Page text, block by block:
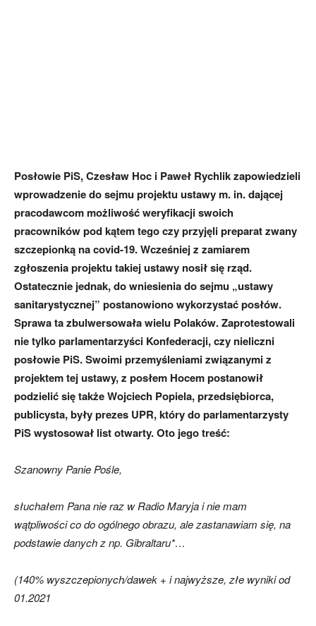
Posłowie PiS, Czesław Hoc i Paweł Rychlik zapowiedzieli
wprowadzenie do sejmu projektu ustawy m. in. dającej
pracodawcom możliwość weryfikacji swoich
pracowników pod kątem tego czy przyjęli preparat zwany
szczepionką na covid-19. Wcześniej z zamiarem
zgłoszenia projektu takiej ustawy nosił się rząd.
Ostatecznie jednak, do wniesienia do sejmu „ustawy
sanitarystycznej” postanowiono wykorzystać posłów.
Sprawa ta zbulwersowała wielu Polaków. Zaprotestowali
nie tylko parlamentarzyści Konfederacji, czy nieliczni
posłowie PiS. Swoimi przemyśleniami związanymi z
projektem tej ustawy, z posłem Hocem postanowił
podzielić się także Wojciech Popiela, przedsiębiorca,
publicysta, były prezes UPR, który do parlamentarzysty
PiS wystosował list otwarty. Oto jego treść:
Szanowny Panie Pośle,
słuchałem Pana nie raz w Radio Maryja i nie mam
wątpliwości co do ogólnego obrazu, ale zastanawiam się, na
podstawie danych z np. Gibraltaru*…
(140% wyszczepionych/dawek + i najwyższe, złe wyniki od
01.2021